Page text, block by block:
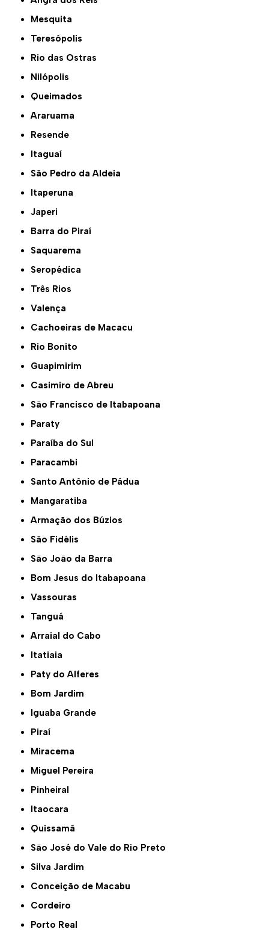
Mesquita
Teresópolis
Rio das Ostras
Nilópolis
Queimados
Araruama
Resende
Itaguaí
São Pedro da Aldeia
Itaperuna
Japeri
Barra do Piraí
Saquarema
Seropédica
Três Rios
Valença
Cachoeiras de Macacu
Rio Bonito
Guapimirim
Casimiro de Abreu
São Francisco de Itabapoana
Paraty
Paraíba do Sul
Paracambi
Santo Antônio de Pádua
Mangaratiba
Armação dos Búzios
São Fidélis
São João da Barra
Bom Jesus do Itabapoana
Vassouras
Tanguá
Arraial do Cabo
Itatiaia
Paty do Alferes
Bom Jardim
Iguaba Grande
Piraí
Miracema
Miguel Pereira
Pinheiral
Itaocara
Quissamã
São José do Vale do Rio Preto
Silva Jardim
Conceição de Macabu
Cordeiro
Porto Real